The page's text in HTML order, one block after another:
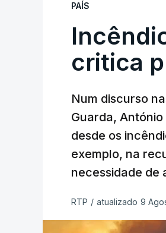
PAÍS
critica
Num discurso
Guarda,
desde os
exemplo, na
necessidade de
RTP / atualizado 9